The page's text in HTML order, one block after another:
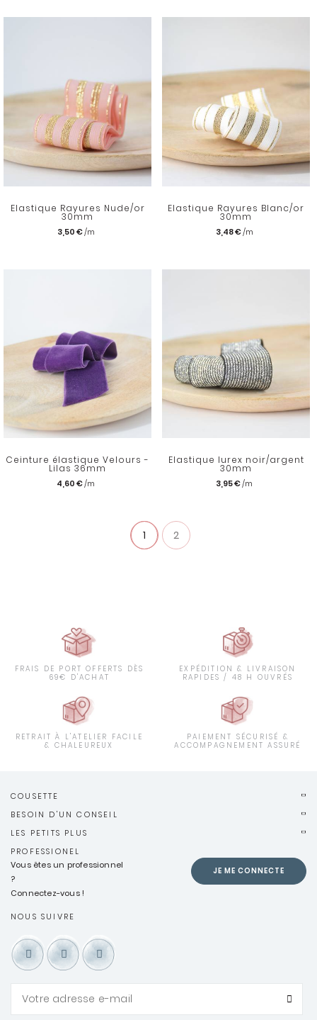
Elastique Rayures Nude/or
30mm
3,50 €
Elastique Rayures Blanc/or
30mm
3,48 €
Ceinture élastique Velours -
Lilas 36mm
4,60 €
Elastique lurex noir/argent
30mm
3,95 €
1 2
FRAIS DE PORT OFFERTS DÈS
69€ D'ACHAT
EXPÉDITION & LIVRAISON
RAPIDES / 48 H OUVRÉS
RETRAIT À L'ATELIER FACILE
& CHALEUREUX
PAIEMENT SÉCURISÉ &
ACCOMPAGNEMENT ASSURÉ
COUSETTE
BESOIN D'UN CONSEIL
LES PETITS PLUS
PROFESSIONEL
Vous êtes un professionnel
?
Connectez-vous !
JE ME CONNECTE
NOUS SUIVRE